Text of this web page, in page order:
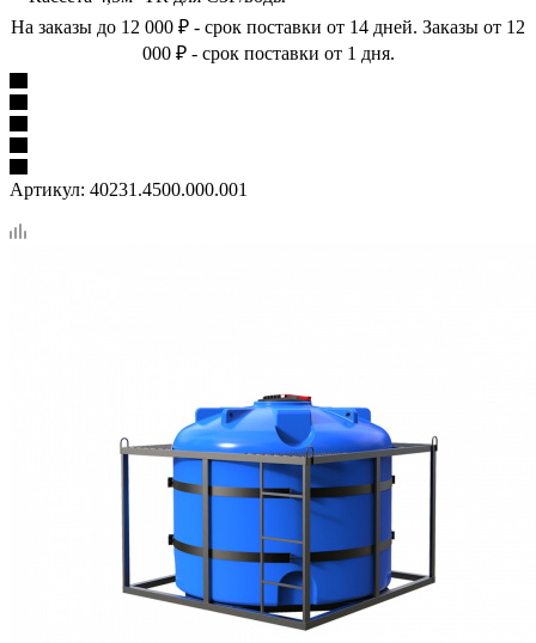
На заказы до 12 000 ₽ - срок поставки от 14 дней. Заказы от 12
000 ₽ - срок поставки от 1 дня.
Артикул: 40231.4500.000.001